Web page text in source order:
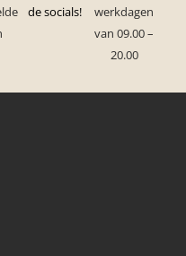
de socials!
werkdagen
van 09.00 –
20.00